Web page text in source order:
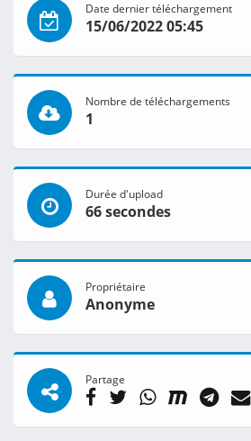
Date dernier téléchargement
15/06/2022 05:45
Nombre de téléchargements
1
Durée d'upload
66 secondes
Propriétaire
Anonyme
Partage